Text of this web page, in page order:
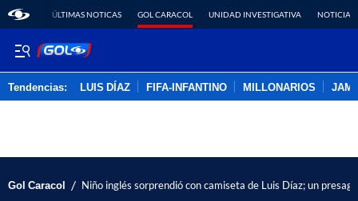
ÚLTIMAS NOTICAS GOL CARACOL UNIDAD INVESTIGATIVA NOTICIAS
Tendencias: LUIS DÍAZ FIFA-INFANTINO MILLONARIOS
Gol Caracol / Niño inglés sorprendió con camiseta de Luis Díaz; un